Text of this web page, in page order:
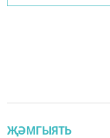
ҖӘМГЫЯТЬ